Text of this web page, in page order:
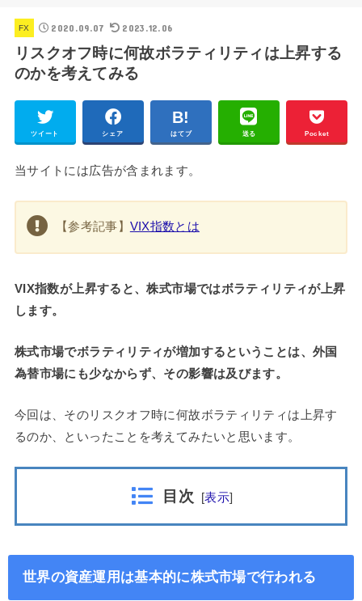
FX 2020.09.07 2023.12.06
リスクオフ時に何故ボラティリティは上昇する
のかを考えてみる
ツイート シェア はてブ 送る Pocket
当サイトには広告が含まれます。
【参考記事】 VIX指数とは
VIX指数が上昇すると、株式市場ではボラティリティが上昇
します。
株式市場でボラティリティが増加するということは、外国
為替市場にも少なからず、その影響は及びます。
今回は、そのリスクオフ時に何故ボラティリティは上昇す
るのか、といったことを考えてみたいと思います。
目次 [表示]
世界の資産運用は基本的に株式市場で行われる